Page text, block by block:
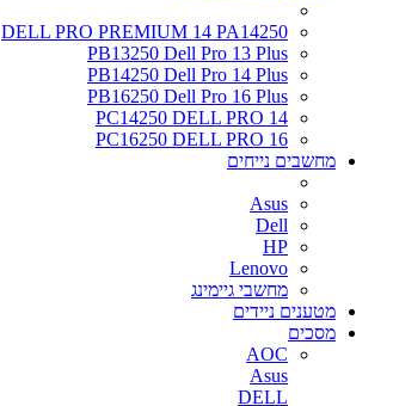
DELL PRO PREMIUM 14 PA14250
PB13250 Dell Pro 13 Plus
PB14250 Dell Pro 14 Plus
PB16250 Dell Pro 16 Plus
PC14250 DELL PRO 14
PC16250 DELL PRO 16
מחשבים נייחים
Asus
Dell
HP
Lenovo
מחשבי גיימינג
מטענים ניידים
מסכים
AOC
Asus
DELL